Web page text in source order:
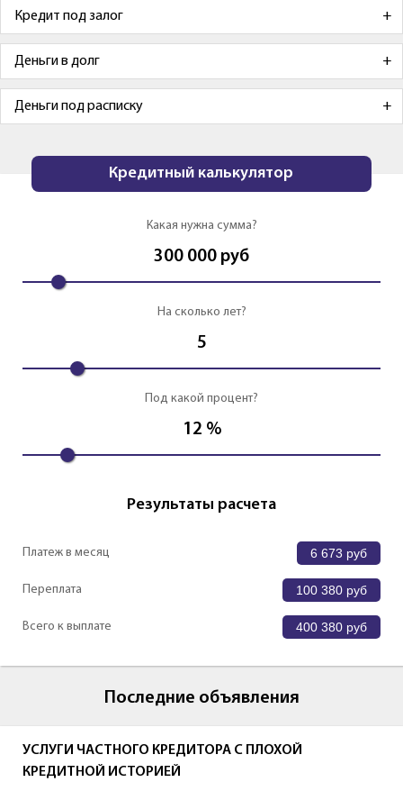
Кредит под залог
Деньги в долг
Деньги под расписку
Кредитный калькулятор
Какая нужна сумма?
300 000 руб
На сколько лет?
5
Под какой процент?
12 %
Результаты расчета
Платеж в месяц 6 673 руб
Переплата 100 380 руб
Всего к выплате 400 380 руб
Последние объявления
УСЛУГИ ЧАСТНОГО КРЕДИТОРА С ПЛОХОЙ
КРЕДИТНОЙ ИСТОРИЕЙ